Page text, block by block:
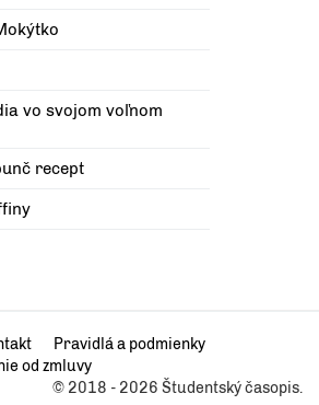
vo svojom voľnom
recept
Pravidlá a podmienky
od zmluvy
© 2018 - 2026 Študentský časopis.